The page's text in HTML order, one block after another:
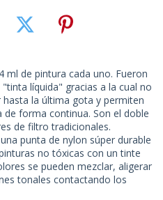
ml de pintura cada uno. Fueron
líquida" gracias a la cual no
la última gota y permiten
forma continua. Son el doble
de filtro tradicionales.
punta de nylon súper durable
no tóxicas con un tinte
se pueden mezclar, aligerar
tonales contactando los